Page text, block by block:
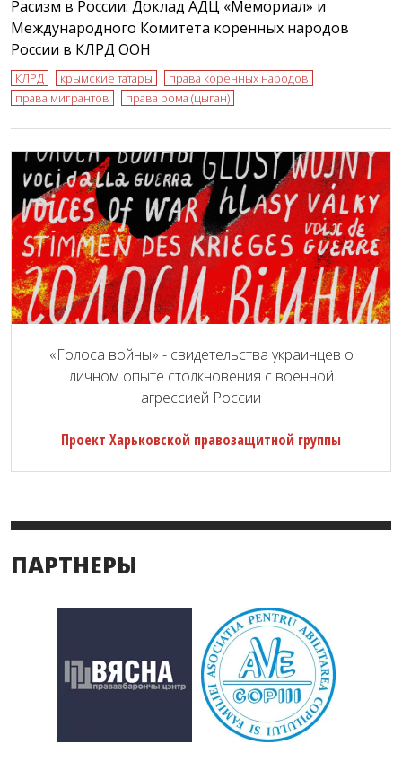
Расизм в России: Доклад АДЦ «Мемориал» и
Международного Комитета коренных народов
России в КЛРД ООН
КЛРД крымские татары
права коренных народов
права мигрантов
права рома (цыган)
«Голоса войны» - свидетельства украинцев о
личном опыте столкновения с военной
агрессией России
Проект Харьковской правозащитной группы
ПАРТНЕРЫ